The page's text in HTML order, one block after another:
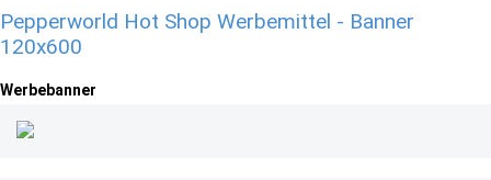
Pepperworld Hot Shop Werbemittel - Banner
120x600
Werbebanner